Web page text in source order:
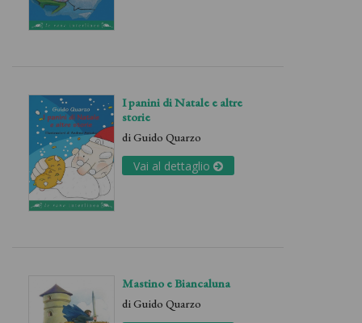
I panini di Natale e altre
storie
diGuido Quarzo
Vai al dettaglio
Mastino e Biancaluna
diGuido Quarzo